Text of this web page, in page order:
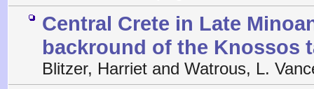
Central Crete in Late
backround of the Knossos
Blitzer, Harriet and Watrous, L.